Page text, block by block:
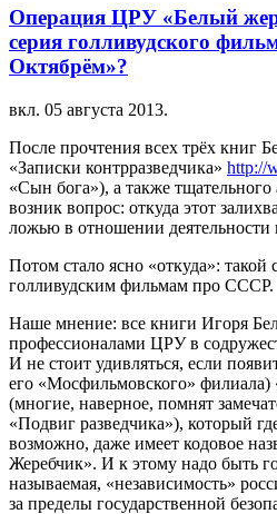
Операция ЦРУ «Белый
серия голливудского
Октябрём»?
вкл. 05 августа 2013.
После прочтения всех трёх книг
«Записки контрразведчика» http://
«Сын бога»), а также тщательного
возник вопрос: откуда этот
ложью в отношении
Потом стало ясно «откуда»: такой
голливудским фильмам про СССР.
Наше мнение: все книги Игоря
профессионалами ЦРУ в
И не стоит удивляться, если
его «Мосфильмовского» филиала)
(многие, наверное, помнят
«Подвиг разведчика»), который
возможно, даже имеет кодовое
Жеребчик». И к этому надо быть
называемая, «независимость»
за пределы государственной